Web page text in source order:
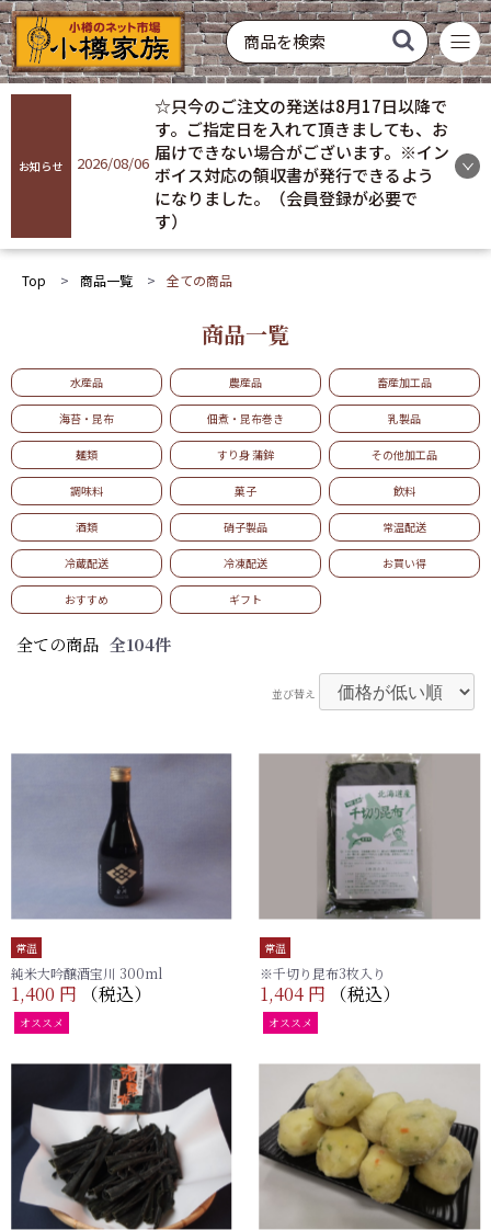
菓子 飲料 酒類 硝子製品 常温配送
冷蔵配送 冷凍配送 お買い得 おすすめ ギフト
商品を探す
ログイン
会員登録
ご利用ガイド
プライバシーポリシー
カートを見る
常温 0
￥0
冷蔵 0
お知らせ 2026/08/06
☆只今のご注文の発送は8月17日以降で
す。ご指定日を入れて頂きましても、お
届けできない場合がございます。※イン
ボイス対応の領収書が発行できるよう
になりました。（会員登録が必要で
す）
Top 商品一覧 全ての商品
商品一覧
水産品 農産品 畜産加工品
海苔・昆布 佃煮・昆布巻き 乳製品
麺類 すり身 蒲鉾 その他加工品
調味料 菓子 飲料
酒類 硝子製品 常温配送
冷蔵配送 冷凍配送 お買い得
おすすめ ギフト
全ての商品 全104件
並び替え
常温
純米大吟醸酒宝川 300ml
1,400 円 （税込）
オススメ
常温
※千切り昆布3枚入り
1,404 円 （税込）
オススメ